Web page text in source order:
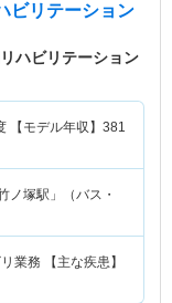
ビリテーション
ハビリテーション
【モデル年収】 381
ノ塚駅」（バス・
疾患】